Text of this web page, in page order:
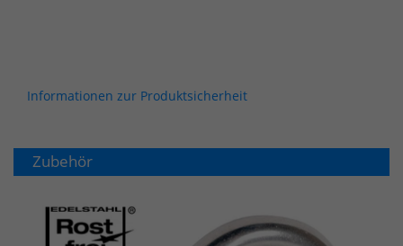
Informationen zur Produktsicherheit
Zubehör